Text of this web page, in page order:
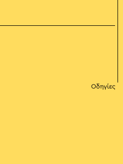
Οδηγίες